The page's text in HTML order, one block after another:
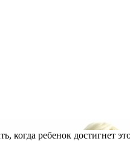
когда ребенок достигнет